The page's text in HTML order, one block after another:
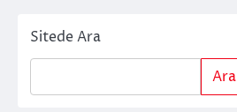
Sitede Ara
Ara